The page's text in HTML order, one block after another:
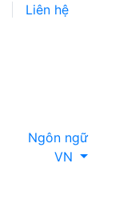
Liên hệ
Ngôn ngữ
VN